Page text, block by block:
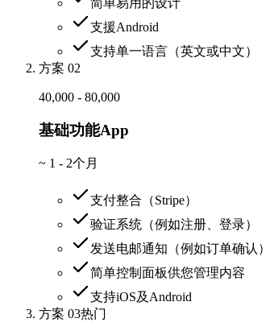
支援Android
支持单一语言（英文或中文）
方案 02
40,000 - 80,000
基础功能App
~ 1 - 2个月
支付整合（Stripe）
验证系统（例如注册、登录）
发送电邮通知（例如订单确认）
简单控制面板供您管理内容
支持iOS及Android
方案 03热门